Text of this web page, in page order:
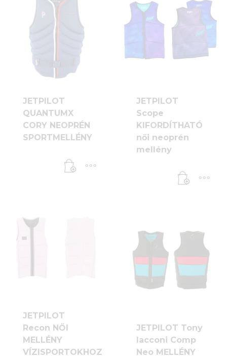
JETPILOT
QUANTUMX
CORY NEOPRÉN
SPORTMELLÉNY
JETPILOT
Scope
KIFORDÍTHATÓ
női neoprén
mellény
JETPILOT
Recon NŐI
MELLÉNY
VÍZISPORTOKHOZ
JETPILOT Tony
Iacconi Comp
Neo MELLÉNY